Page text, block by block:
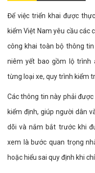
Để việc triển khai được
kiểm Việt Nam yêu cầu các
công khai toàn bộ thông
niêm yết bao gồm lộ trình
từng loại xe, quy trình kiểm
Các thông tin này phải
kiểm định, giúp người dân
dõi và nắm bắt trước khi
xem là bước quan trọng
hoặc hiểu sai quy định khi